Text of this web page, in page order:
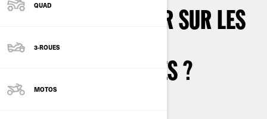
QUAD
3-ROUES
MOTOS
QUE DOIS-JE SAVOIR SUR LES
ESSAIS CHEZ LES
CONCESSIONNAIRES ?